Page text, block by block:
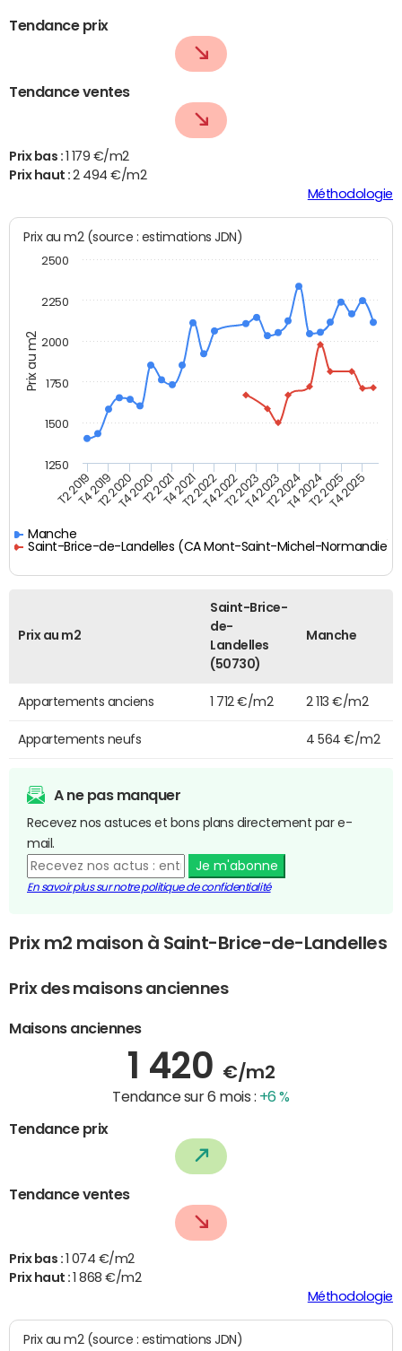
Tendance prix
Tendance ventes
Prix bas : 1 179 €/m2
Prix haut :2 494 €/m2
Méthodologie
Prix au m2
Prix au m2 (source : estimations JDN)
Manche
Saint-Brice-de-Landelles (CA Mont-Saint-Michel-Normandie)
T2 2019T4 2019T2 2020T4 2020T2 2021T4 2021T2 2022T4 2022T2 2023T4 2023T2 2024T4 2024T2 2025T4 2025
1250
1500
1750
2000
2250
2500
Prix au m2
Saint-Brice-
de-
Landelles
(50730)
Manche
Appartements anciens 1 712 €/m2 2 113 €/m2
Appartements neufs 4 564 €/m2
A ne pas manquer
Recevez nos astuces et bons plans directement par e-
mail.
Je m'abonne
En savoir plus sur notre politique de confidentialité
Prix m2 maison à Saint-Brice-de-Landelles
Prix des maisons anciennes
Maisons anciennes
1 420 €/m2
Tendance sur 6 mois : +6 %
Tendance prix
Tendance ventes
Prix bas :
1 074 €/m2
Prix haut :
1 868 €/m2
Méthodologie
Prix au m2 (source : estimations JDN)